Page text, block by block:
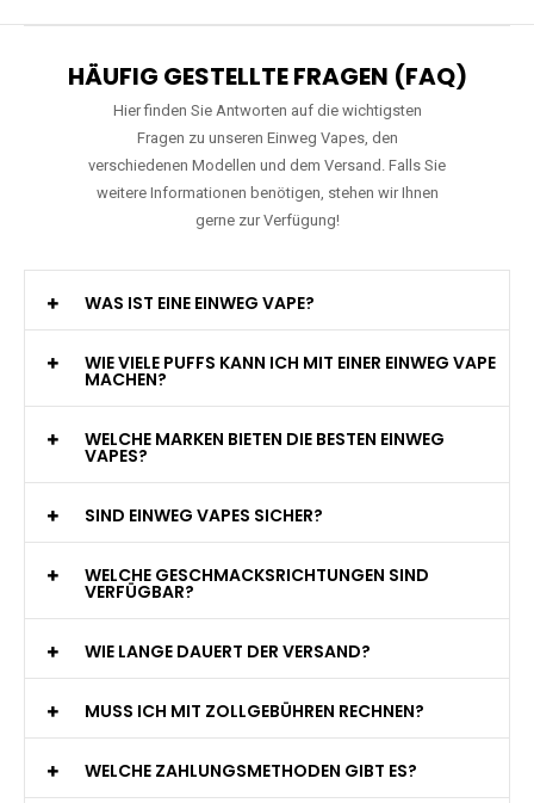
HÄUFIG GESTELLTE FRAGEN (FAQ)
Hier finden Sie Antworten auf die wichtigsten
Fragen zu unseren Einweg Vapes, den
verschiedenen Modellen und dem Versand. Falls Sie
weitere Informationen benötigen, stehen wir Ihnen
gerne zur Verfügung!
WAS IST EINE EINWEG VAPE?
WIE VIELE PUFFS KANN ICH MIT EINER EINWEG VAPE
MACHEN?
WELCHE MARKEN BIETEN DIE BESTEN EINWEG
VAPES?
SIND EINWEG VAPES SICHER?
WELCHE GESCHMACKSRICHTUNGEN SIND
VERFÜGBAR?
WIE LANGE DAUERT DER VERSAND?
MUSS ICH MIT ZOLLGEBÜHREN RECHNEN?
WELCHE ZAHLUNGSMETHODEN GIBT ES?